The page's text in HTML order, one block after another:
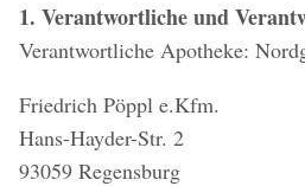
1. Verantwortliche und
Verantwortliche Apotheke:
Friedrich Pöppl e.Kfm.
Hans-Hayder-Str. 2
93059 Regensburg